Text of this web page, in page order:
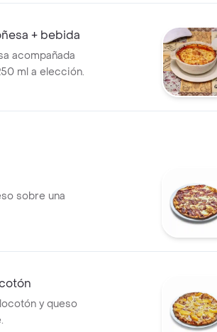
+ bebida
acompañada
ml a elección.
sobre una
y queso